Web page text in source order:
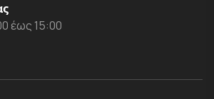
έως 15:00